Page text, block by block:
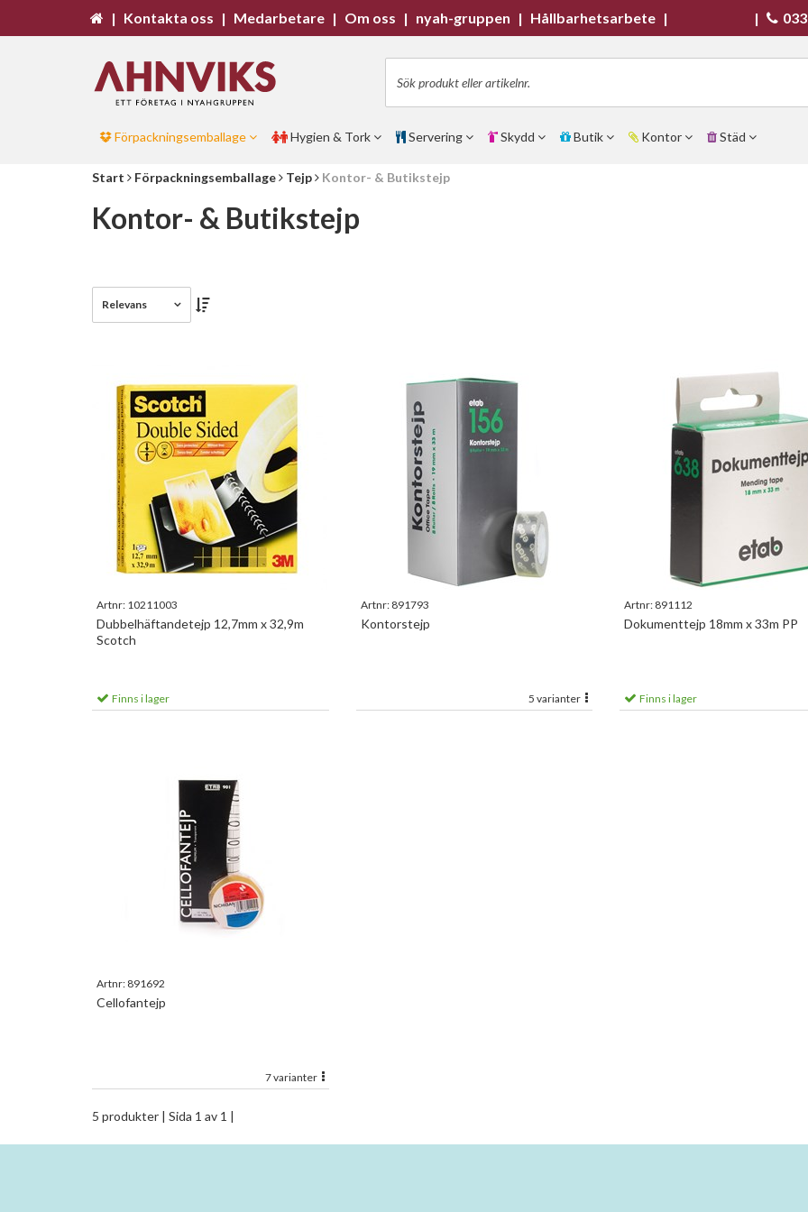
Start Förpackningsemballage Tejp Kontor- & Butikstejp
Kontor- & Butikstejp
Relevans
Artnr: 10211003
Dubbelhäftandetejp 12,7mm x 32,9m
Scotch
Finns i lager
Artnr: 891793
Kontorstejp
5 varianter
Artnr: 891112
Dokumenttejp 18mm x 33m PP
Finns i lager
Artnr: 891692
Cellofantejp
7 varianter
5 produkter | Sida 1 av 1 |
| Kontakta oss | Medarbetare | Om oss | nyah-gruppen | Hållbarhetsarbete | |
Förpackningsemballage Hygien & Tork Servering Skydd Butik Kontor Städ